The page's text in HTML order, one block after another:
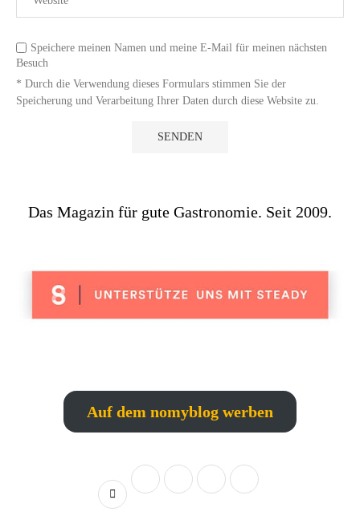
Speichere meinen Namen und meine E-Mail für meinen nächsten
Besuch
* Durch die Verwendung dieses Formulars stimmen Sie der
Speicherung und Verarbeitung Ihrer Daten durch diese Website zu.
Das Magazin für gute Gastronomie. Seit 2009.
Auf dem nomyblog werben